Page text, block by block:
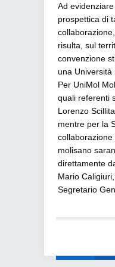
Ad
prospettica di
risulta, sul
convenzione
una Università
Per UniMol
quali referenti
Lorenzo
mentre per la
collaborazione
molisano
direttamente
Mario
Segretario